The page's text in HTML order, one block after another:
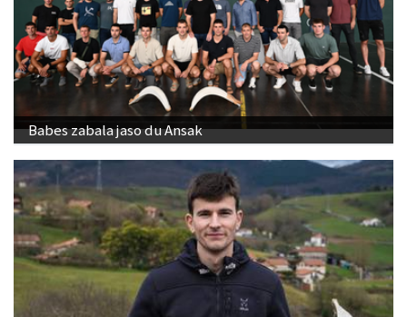
Babes zabala jaso du Ansak